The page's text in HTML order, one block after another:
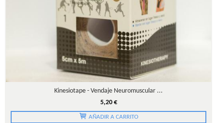
Kinesiotape - Vendaje Neuromuscular ...
5,20 €
AÑADIR A CARRITO